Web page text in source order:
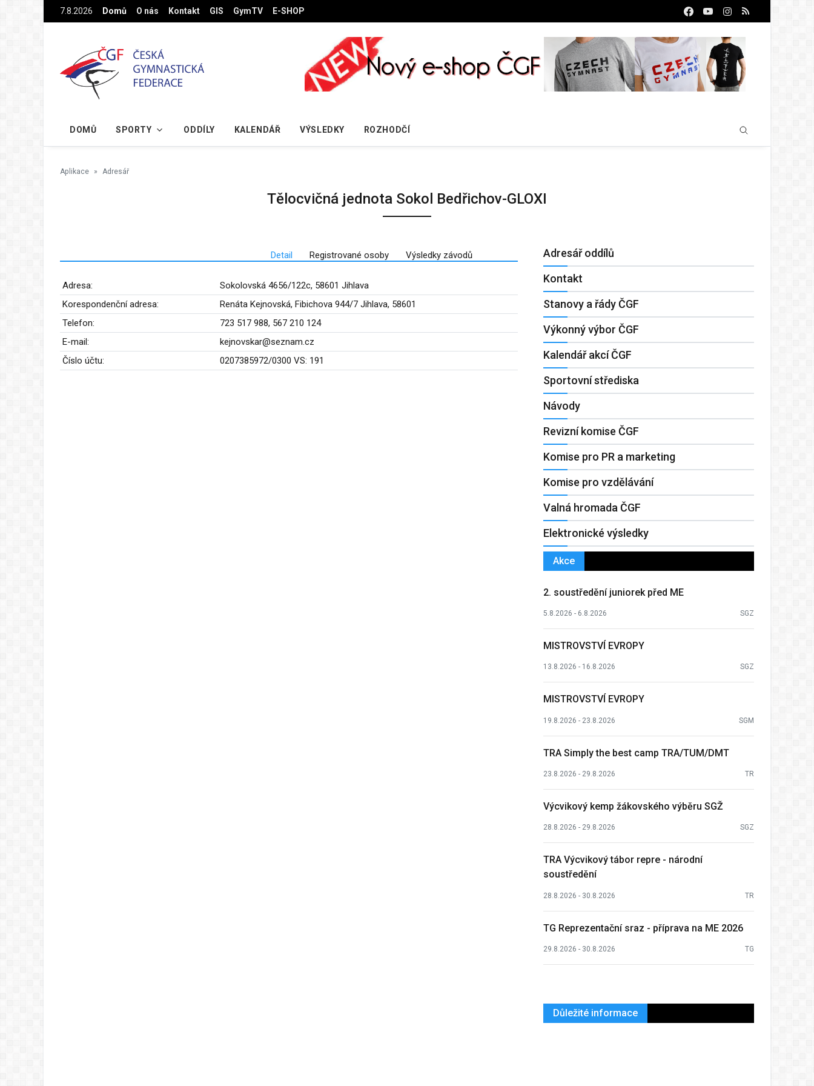
Na hlavní obsah7.8.2026 Domů O nás Kontakt GIS GymTV E-SHOP
DOMŮ SPORTY ODDÍLY KALENDÁŘ VÝSLEDKY ROZHODČÍ
Aplikace Adresář
Tělocvičná jednota Sokol Bedřichov-GLOXI
Detail Registrované osoby Výsledky závodů
Adresa:
Sokolovská 4656/122c, 58601 Jihlava
Korespondenční adresa:
Renáta Kejnovská, Fibichova 944/7 Jihlava, 58601
Telefon:
723 517 988, 567 210 124
E-mail:
kejnovskar@seznam.cz
Číslo účtu:
0207385972/0300 VS: 191
Adresář oddílů
Kontakt
Stanovy a řády ČGF
Výkonný výbor ČGF
Kalendář akcí ČGF
Sportovní střediska
Návody
Revizní komise ČGF
Komise pro PR a marketing
Komise pro vzdělávání
Valná hromada ČGF
Elektronické výsledky
Akce
2. soustředění juniorek před ME
5.8.2026 - 6.8.2026 SGZ
MISTROVSTVÍ EVROPY
13.8.2026 - 16.8.2026 SGZ
MISTROVSTVÍ EVROPY
19.8.2026 - 23.8.2026 SGM
TRA Simply the best camp TRA/TUM/DMT
23.8.2026 - 29.8.2026 TR
Výcvikový kemp žákovského výběru SGŽ
28.8.2026 - 29.8.2026 SGZ
TRA Výcvikový tábor repre - národní
soustředění
28.8.2026 - 30.8.2026 TR
TG Reprezentační sraz - příprava na ME 2026
29.8.2026 - 30.8.2026 TG
Důležité informace